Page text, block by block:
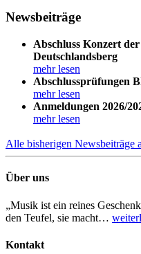
Newsbeiträge
Abschluss Konzert
Deutschlandsberg
mehr lesen
Abschlussprüfungen
mehr lesen
Anmeldungen 2026/
mehr lesen
Alle bisherigen Newsbeiträge
Über uns
„Musik ist ein reines
den Teufel, sie macht…
Kontakt